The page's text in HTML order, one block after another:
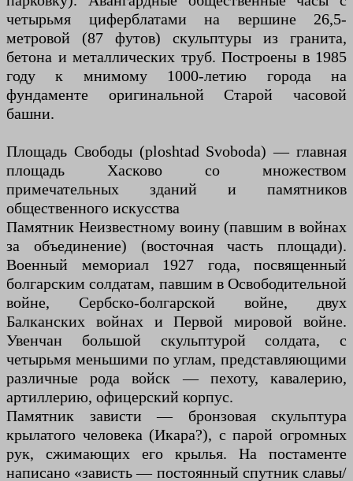
четырьмя циферблатами на вершине 26,5-
метровой (87 футов) скульптуры из гранита,
бетона и металлических труб. Построены в 1985
году к мнимому 1000-летию города на
фундаменте оригинальной Старой часовой
башни.
Площадь Свободы (ploshtad Svoboda) — главная
площадь Хасково со множеством
примечательных зданий и памятников
общественного искусства
Памятник Неизвестному воину (павшим в войнах
за объединение) (восточная часть площади).
Военный мемориал 1927 года, посвященный
болгарским солдатам, павшим в Освободительной
войне, Сербско-болгарской войне, двух
Балканских войнах и Первой мировой войне.
Увенчан большой скульптурой солдата, с
четырьмя меньшими по углам, представляющими
различные рода войск — пехоту, кавалерию,
артиллерию, офицерский корпус.
Памятник зависти — бронзовая скульптура
крылатого человека (Икара?), с парой огромных
рук, сжимающих его крылья. На постаменте
написано «зависть — постоянный спутник славы/